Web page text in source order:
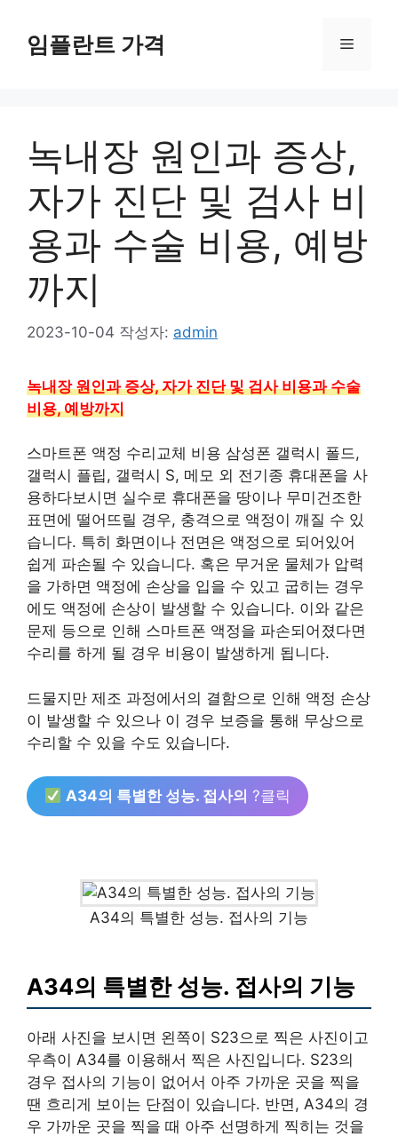
임플란트 가격 메
녹내장 원인과 증상,
자가 진단 및 검사 비
용과 수술 비용, 예방
까지
2023-10-04 작성자: admin
녹내장 원인과 증상, 자가 진단 및 검사 비용과 수술
비용, 예방까지
스마트폰 액정 수리교체 비용 삼성폰 갤럭시 폴드,
갤럭시 플립, 갤럭시 S, 메모 외 전기종 휴대폰을 사
용하다보시면 실수로 휴대폰을 땅이나 무미건조한
표면에 떨어뜨릴 경우, 충격으로 액정이 깨질 수 있
습니다. 특히 화면이나 전면은 액정으로 되어있어
쉽게 파손될 수 있습니다. 혹은 무거운 물체가 압력
을 가하면 액정에 손상을 입을 수 있고 굽히는 경우
에도 액정에 손상이 발생할 수 있습니다. 이와 같은
문제 등으로 인해 스마트폰 액정을 파손되어졌다면
수리를 하게 될 경우 비용이 발생하게 됩니다.
드물지만 제조 과정에서의 결함으로 인해 액정 손상
이 발생할 수 있으나 이 경우 보증을 통해 무상으로
수리할 수 있을 수도 있습니다.
A34의 특별한 성능. 접사의 ?클릭
A34의 특별한 성능. 접사의 기능
A34의 특별한 성능. 접사의 기능
아래 사진을 보시면 왼쪽이 S23으로 찍은 사진이고
우측이 A34를 이용해서 찍은 사진입니다. S23의
경우 접사의 기능이 없어서 아주 가까운 곳을 찍을
땐 흐리게 보이는 단점이 있습니다. 반면, A34의 경
우 가까운 곳을 찍을 때 아주 선명하게 찍히는 것을